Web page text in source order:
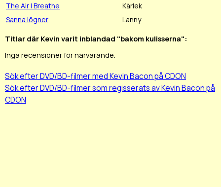
The Air I Breathe
Kärlek
Sanna lögner
Lanny
Titlar där Kevin varit inblandad "bakom kulisserna":
Inga recensioner för närvarande.
Sök efter DVD/BD-filmer med Kevin Bacon på CDON
Sök efter DVD/BD-filmer som regisserats av Kevin Bacon på
CDON